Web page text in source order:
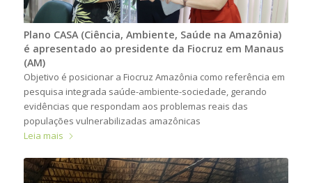
Plano CASA (Ciência, Ambiente, Saúde na Amazônia)
é apresentado ao presidente da Fiocruz em Manaus
(AM)
Objetivo é posicionar a Fiocruz Amazônia como referência em
pesquisa integrada saúde-ambiente-sociedade, gerando
evidências que respondam aos problemas reais das
populações vulnerabilizadas amazônicas
Leia mais